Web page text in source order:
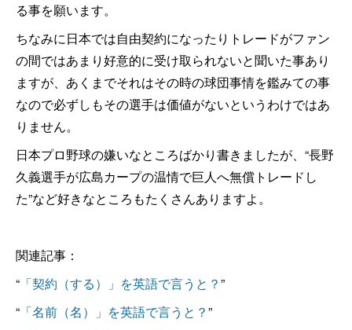
る事を願います。
ちなみに日本では自由契約になったりトレードがファン
の間ではあまり好意的に受け取られないと聞いた事あり
ますが、あくまでそれはその時の球団事情を鑑みての事
なので必ずしもその選手は価値がないというわけではあ
りません。
日本プロ野球の嫌いなところばかり書きましたが、“長野
久義選手が広島カープの温情で巨人へ無償トレードし
た”など好きなところもたくさんありますよ。
関連記事：
“ 「契約（する）」を英語で言うと？”
“ 「名前（名）」を英語で言うと？”